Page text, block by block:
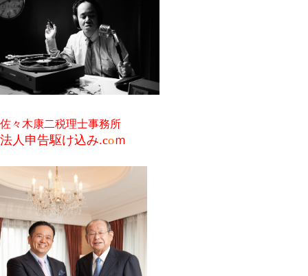
佐々木康二税理士事務所
法人申告駆け込み.coｍ